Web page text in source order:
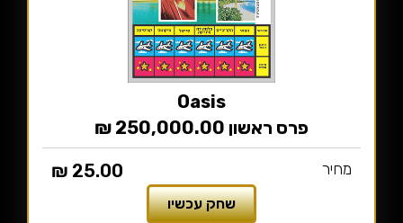
Oasis
פרס ראשון 250,000.00 ₪
מחיר 25.00 ₪
שחק עכשיו